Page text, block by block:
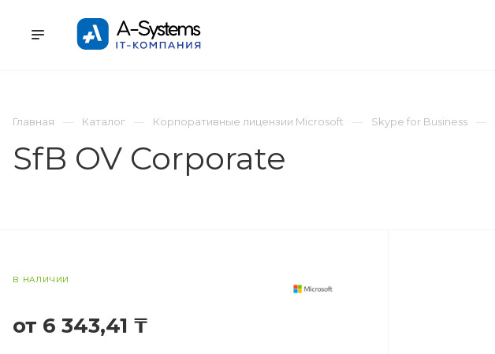
Главная
Каталог Корпоративные лицензии Microsoft Skype for Business
SfB OV Corporate
В НАЛИЧИИ
от 6 343,41 ₸